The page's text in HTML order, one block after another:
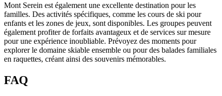
Mont Serein est également une excellente destination pour les
familles. Des activités spécifiques, comme les cours de ski pour
enfants et les zones de jeux, sont disponibles. Les groupes peuvent
également profiter de forfaits avantageux et de services sur mesure
pour une expérience inoubliable. Prévoyez des moments pour
explorer le domaine skiable ensemble ou pour des balades familiales
en raquettes, créant ainsi des souvenirs mémorables.
FAQ